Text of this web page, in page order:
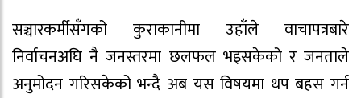
सञ्चारकर्मीसँगको कुराकानीमा उहाँले वाचापत्रबारे
निर्वाचनअघि नै जनस्तरमा छलफल भइसकेको र जनताले
अनुमोदन गरिसकेको भन्दै अब यस विषयमा थप बहस गर्न